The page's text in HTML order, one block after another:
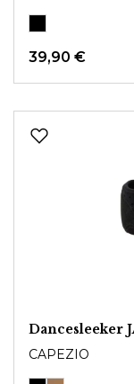
39,90 €
Dancesleeker
CAPEZIO